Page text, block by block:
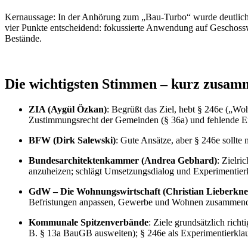
Kernaussage: In der Anhörung zum „Bau-Turbo“ wurde
vier Punkte entscheidend: fokussierte Anwendung auf
Bestände.
Die wichtigsten Stimmen – kurz
ZIA (Aygül Özkan): Begrüßt das Ziel, hebt § 246e
Zustimmungsrecht der Gemeinden (§ 36a) und fehlende
BFW (Dirk Salewski): Gute Ansätze, aber § 246e sollte
Bundesarchitektenkammer (Andrea Gebhard):
anzuheizen; schlägt Umsetzungsdialog und
GdW – Die Wohnungswirtschaft (Christian
Befristungen anpassen, Gewerbe und Wohnen
Kommunale Spitzenverbände: Ziele grundsätzlich
B. § 13a BauGB ausweiten); § 246e als